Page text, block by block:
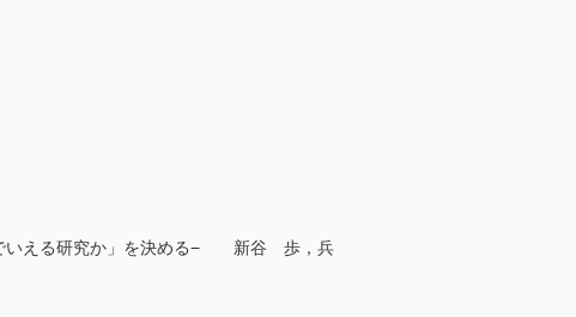
でいえる研究か」を決める− 新谷 歩，兵